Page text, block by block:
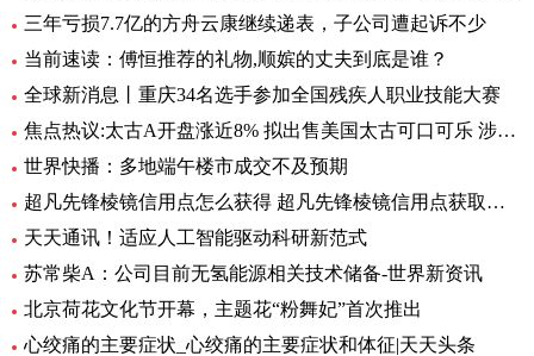
三年亏损7.7亿的方舟云康继续递表，子公司遭起诉不少
当前速读：傅恒推荐的礼物,顺嫔的丈夫到底是谁？
全球新消息丨重庆34名选手参加全国残疾人职业技能大赛
焦点热议:太古A开盘涨近8% 拟出售美国太古可口可乐 涉资304亿港元
世界快播：多地端午楼市成交不及预期
超凡先锋棱镜信用点怎么获得 超凡先锋棱镜信用点获取方式一览 全球快资讯
天天通讯！适应人工智能驱动科研新范式
苏常柴A：公司目前无氢能源相关技术储备-世界新资讯
北京荷花文化节开幕，主题花“粉舞妃”首次推出
心绞痛的主要症状_心绞痛的主要症状和体征|天天头条